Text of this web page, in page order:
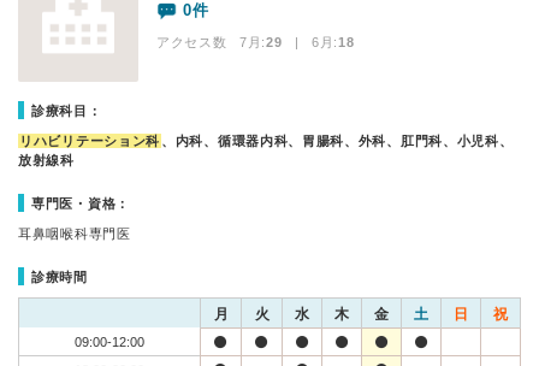
0件
アクセス数 7月:29 | 6月:18
診療科目：
リハビリテーション科 、内科、循環器内科、胃腸科、外科、肛門科、小児科、
放射線科
専門医・資格：
耳鼻咽喉科専門医
診療時間
月 火 水 木 金 土 日 祝
09:00-12:00